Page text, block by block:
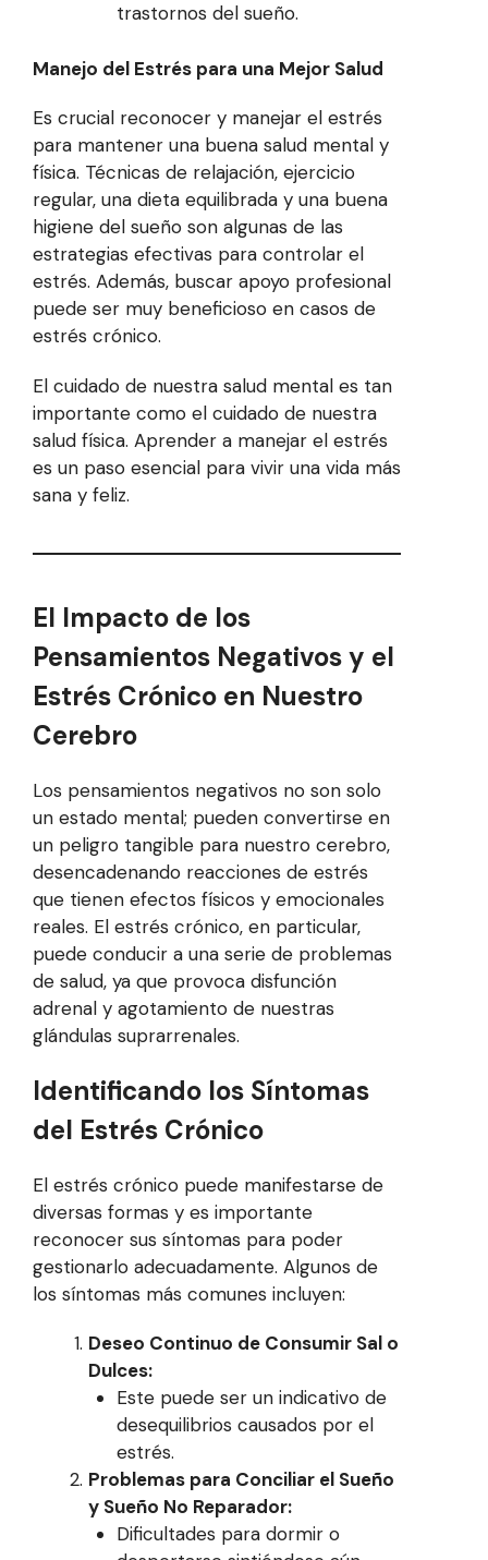
trastornos del sueño.
Manejo del Estrés para una Mejor Salud
Es crucial reconocer y manejar el estrés
para mantener una buena salud mental y
física. Técnicas de relajación, ejercicio
regular, una dieta equilibrada y una buena
higiene del sueño son algunas de las
estrategias efectivas para controlar el
estrés. Además, buscar apoyo profesional
puede ser muy beneficioso en casos de
estrés crónico.
El cuidado de nuestra salud mental es tan
importante como el cuidado de nuestra
salud física. Aprender a manejar el estrés
es un paso esencial para vivir una vida más
sana y feliz.
El Impacto de los
Pensamientos Negativos y el
Estrés Crónico en Nuestro
Cerebro
Los pensamientos negativos no son solo
un estado mental; pueden convertirse en
un peligro tangible para nuestro cerebro,
desencadenando reacciones de estrés
que tienen efectos físicos y emocionales
reales. El estrés crónico, en particular,
puede conducir a una serie de problemas
de salud, ya que provoca disfunción
adrenal y agotamiento de nuestras
glándulas suprarrenales.
Identificando los Síntomas
del Estrés Crónico
El estrés crónico puede manifestarse de
diversas formas y es importante
reconocer sus síntomas para poder
gestionarlo adecuadamente. Algunos de
los síntomas más comunes incluyen:
Deseo Continuo de Consumir Sal o
Dulces:
Este puede ser un indicativo de
desequilibrios causados por el
estrés.
Problemas para Conciliar el Sueño
y Sueño No Reparador:
Dificultades para dormir o